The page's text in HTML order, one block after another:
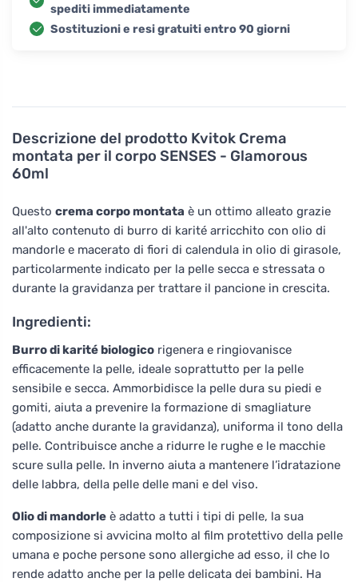
Descrizione del prodotto Kvitok Crema
montata per il corpo SENSES - Glamorous
60ml
Questo crema corpo montata è un ottimo alleato grazie
all'alto contenuto di burro di karité arricchito con olio di
mandorle e macerato di fiori di calendula in olio di girasole,
particolarmente indicato per la pelle secca e stressata o
durante la gravidanza per trattare il pancione in crescita.
Ingredienti:
Burro di karité biologico rigenera e ringiovanisce
efficacemente la pelle, ideale soprattutto per la pelle
sensibile e secca. Ammorbidisce la pelle dura su piedi e
gomiti, aiuta a prevenire la formazione di smagliature
(adatto anche durante la gravidanza), uniforma il tono della
pelle. Contribuisce anche a ridurre le rughe e le macchie
scure sulla pelle. In inverno aiuta a mantenere l’idratazione
delle labbra, della pelle delle mani e del viso.
Olio di mandorle è adatto a tutti i tipi di pelle, la sua
composizione si avvicina molto al film protettivo della pelle
umana e poche persone sono allergiche ad esso, il che lo
rende adatto anche per la pelle delicata dei bambini. Ha
spediti immediatamente
Sostituzioni e resi gratuiti entro 90 giorni